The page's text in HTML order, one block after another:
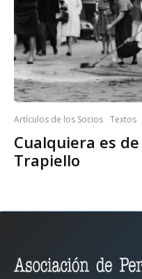
Artículos de los Socios Textos
Cualquiera es
Trapiello